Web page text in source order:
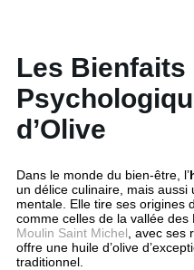
Les Bienfaits
d’Olive
Dans le monde du bien-être, l’
un délice culinaire, mais
mentale. Elle tire ses origines
comme celles de la vallée
Moulin Saint Michel , avec
offre une huile d’olive
traditionnel.